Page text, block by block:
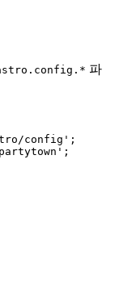
파
config ' ;
' ;